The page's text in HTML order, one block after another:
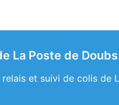
La Poste de
et suivi de colis de